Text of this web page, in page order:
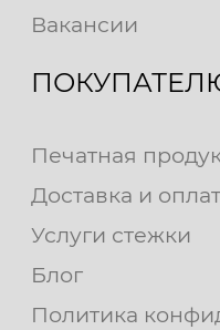
Вакансии
Печатная
Доставка и
Услуги стежки
Блог
Политика